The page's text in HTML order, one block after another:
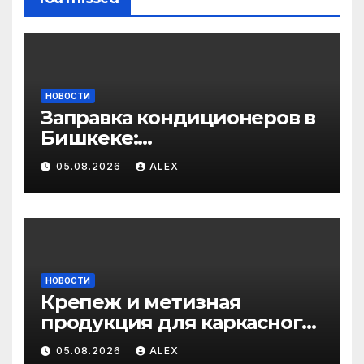
НОВОСТИ
Заправка кондиционеров в
Бишкеке:
профессиональные услуги
для дома и авто
05.08.2026 ALEX
НОВОСТИ
Крепеж и метизная
продукция для каркасного
и загородного
05.08.2026 ALEX